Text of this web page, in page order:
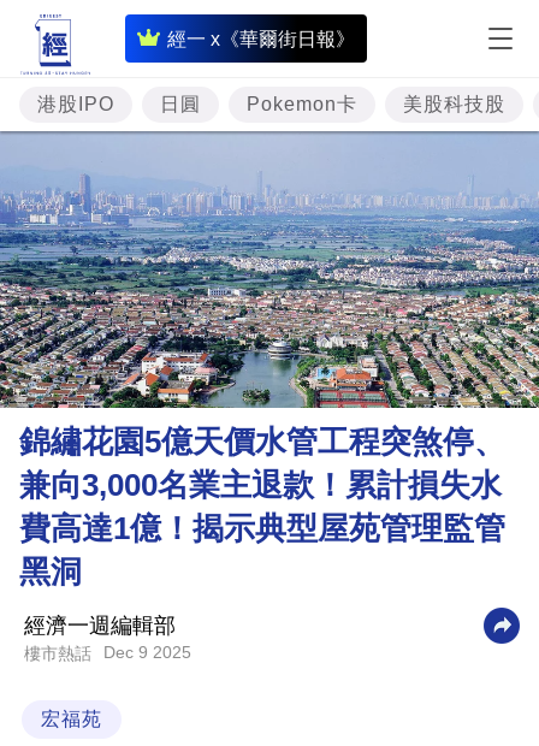
經一 x《華爾街日報》
即
時
財
經
題
投
資
樓
市
理
財
商
業
職
港股IPO 日圓 Pokemon卡 美股科技股
錦繡花園5億天價水管工程突煞停、
兼向3,000名業主退款！累計損失水
費高達1億！揭示典型屋苑管理監管
黑洞
經濟一週編輯部
樓市熱話 Dec 9 2025
宏福苑